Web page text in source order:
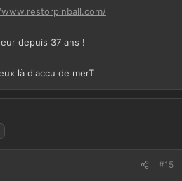
depuis 37 ans !
là d'accu de merT
#15